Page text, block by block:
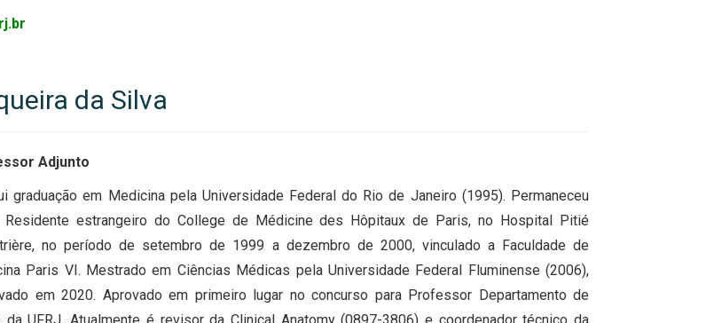
da Silva
Adjunto
graduação em Medicina pela Universidade Federal do Rio de Janeiro (1995). Permaneceu
Residente estrangeiro do College de Médicine des Hôpitaux de Paris, no Hospital Pitié
no período de setembro de 1999 a dezembro de 2000, vinculado a Faculdade de
Paris VI. Mestrado em Ciências Médicas pela Universidade Federal Fluminense (2006),
em 2020. Aprovado em primeiro lugar no concurso para Professor Departamento de